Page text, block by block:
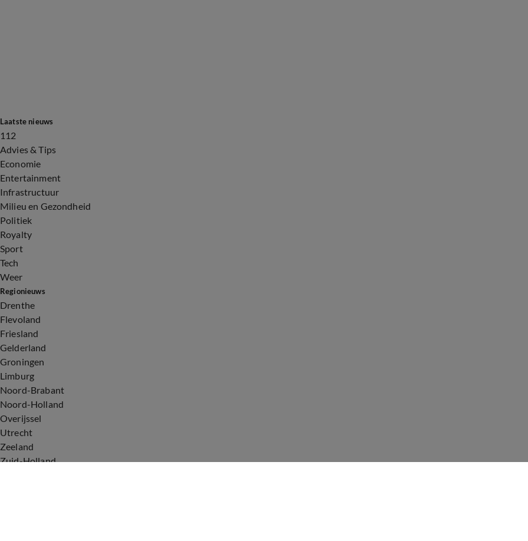
Laatste nieuws
112
Advies & Tips
Economie
Entertainment
Infrastructuur
Milieu en Gezondheid
Politiek
Royalty
Sport
Tech
Weer
Regionieuws
Drenthe
Flevoland
Friesland
Gelderland
Groningen
Limburg
Noord-Brabant
Noord-Holland
Overijssel
Utrecht
Zeeland
Zuid-Holland